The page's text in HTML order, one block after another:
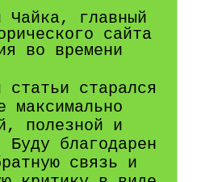
Чайка, главный
сайта
во времени
статьи старался
максимально
полезной и
Буду благодарен
связь и